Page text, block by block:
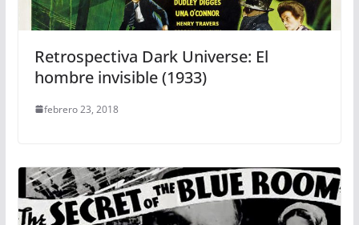
Retrospectiva Dark Universe: El
hombre invisible (1933)
febrero 23, 2018